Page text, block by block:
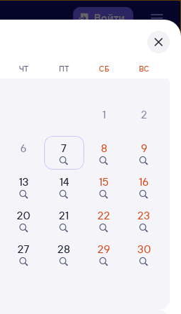
Войти
чтобы найтиж/д
— Урбах
поезда
ЧТ ПТ СБ ВС
1
2
6 7 8 9
13 14 15 16
20 21 22 23
27 28 29 30